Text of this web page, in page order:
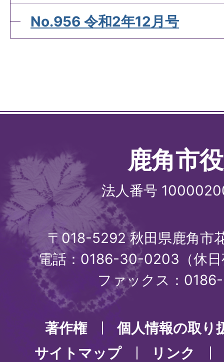
No.956 令和2年12月号
鹿角市
法人番号
〒018-5292 秋田県鹿角市
電話：0186-30-0203（休
ファックス：
著作権
個人情報の取り
サイトマップ
リンク